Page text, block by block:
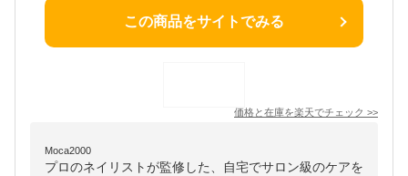
この商品をサイトでみる
価格と在庫を楽天でチェック >>
Moca2000
プロのネイリストが監修した、自宅でサロン級のケアを